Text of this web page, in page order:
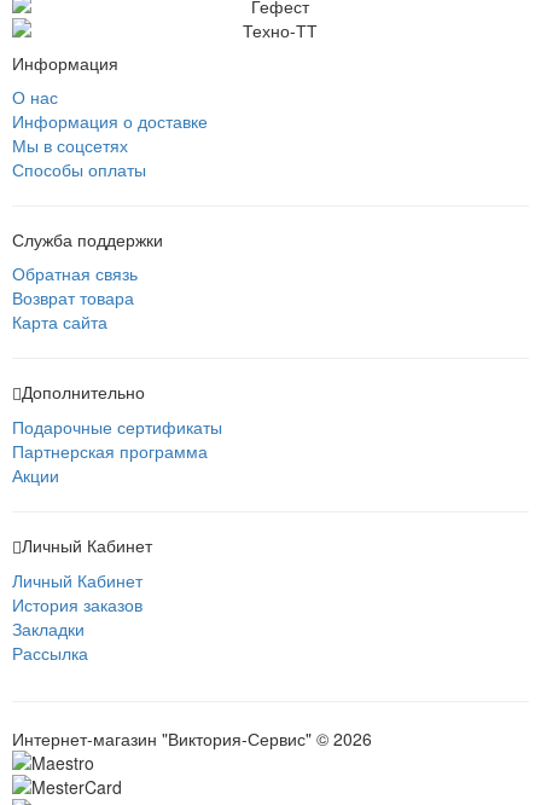
Информация
О нас
Информация о доставке
Мы в соцсетях
Способы оплаты
Служба поддержки
Обратная связь
Возврат товара
Карта сайта
Дополнительно
Подарочные сертификаты
Партнерская программа
Акции
Личный Кабинет
Личный Кабинет
История заказов
Закладки
Рассылка
Интернет-магазин "Виктория-Сервис" © 2026